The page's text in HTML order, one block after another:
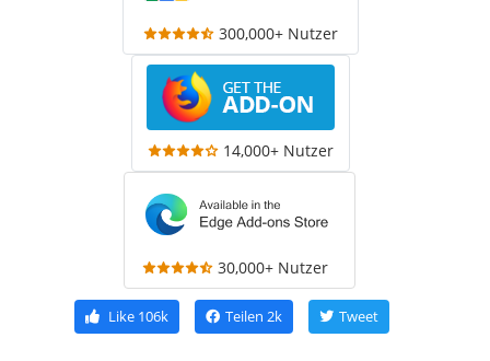
300,000+ Nutzer
14,000+ Nutzer
30,000+ Nutzer
Like 106k Teilen 2k Tweet